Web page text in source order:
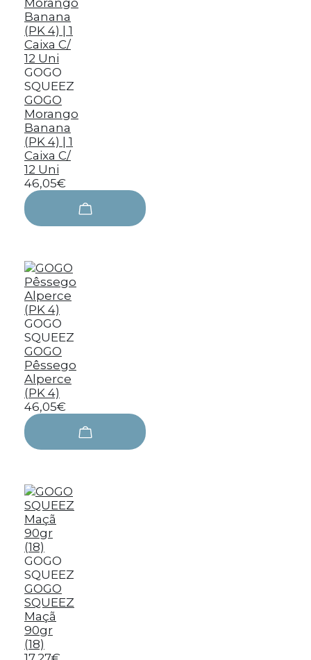
GOGO
SQUEEZ
GOGO
Morango
Banana
(PK 4) | 1
Caixa C/
12 Uni
46,05€
GOGO
SQUEEZ
GOGO
Pêssego
Alperce
(PK 4)
46,05€
GOGO
SQUEEZ
GOGO
SQUEEZ
Maçã
90gr
(18)